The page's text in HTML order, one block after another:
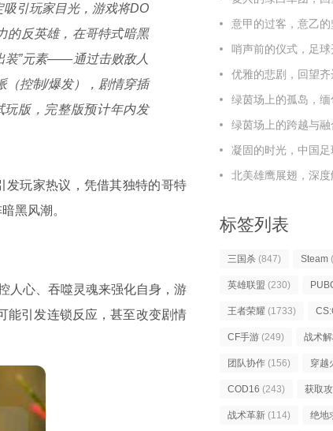
引玩家目光，游戏将DO
的反英雄，在哥特式暗黑
装”元素——通过击败敌人
（控制/爆发），剧情穿插
版，完整版预计年内发
发玩家热议，凭借其独特的哥特
黑风潮。
人心、吞噬灵魂来强化自身，游
能引发连锁反应，甚至改变剧情
意甲的过客，意乙的坚守，斯帕尔足球队的悲
哨声前的仪式，足球开
优雅的悲剧，回望齐达内的足球人
绿茵场上的孤岛，缅甸国
绿茵场上的跨越与融合，辽疆足球裁判人员
凝固的时光，中国足球奖杯里的荣光与
北美雄鹰展翅，深度解读美国
标签列表
三国杀 (847) Steam
英雄联盟 (230)
王者荣耀 (1733)
CF手游 (249) 战术
团队协作 (156) 穿越
COD16 (243) 获取
战术革新 (114) 绝地